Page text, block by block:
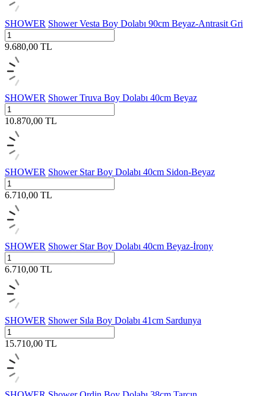
SHOWER Shower Vesta Boy Dolabı 90cm Beyaz-Antrasit Gri
9.680,00 TL
SHOWER Shower Truva Boy Dolabı 40cm Beyaz
10.870,00 TL
SHOWER Shower Star Boy Dolabı 40cm Sidon-Beyaz
6.710,00 TL
SHOWER Shower Star Boy Dolabı 40cm Beyaz-İrony
6.710,00 TL
SHOWER Shower Sıla Boy Dolabı 41cm Sardunya
15.710,00 TL